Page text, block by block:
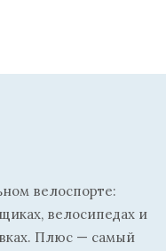
велоспорте:
велосипедах и
Плюс — самый